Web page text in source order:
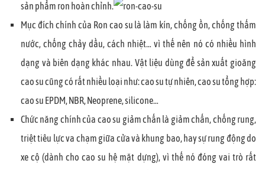
sản phẩm ron hoàn chỉnh.
Mục đích chính của Ron cao su là làm kín, chống ồn, chống thấm
nước, chống chảy dầu, cách nhiệt… vì thế nên nó có nhiều hình
dạng và biên dạng khác nhau. Vật liệu dùng để sản xuất gioăng
cao su cũng có rất nhiều loại như: cao su tự nhiên, cao su tổng hợp:
cao su EPDM, NBR, Neoprene, silicone…
Chức năng chính của cao su giảm chấn là giảm chấn, chống rung,
triệt tiêu lực va chạm giữa cửa và khung bao, hay sự rung động do
xe cộ (dành cho cao su hệ mặt dựng), vì thế nó đóng vai trò rất